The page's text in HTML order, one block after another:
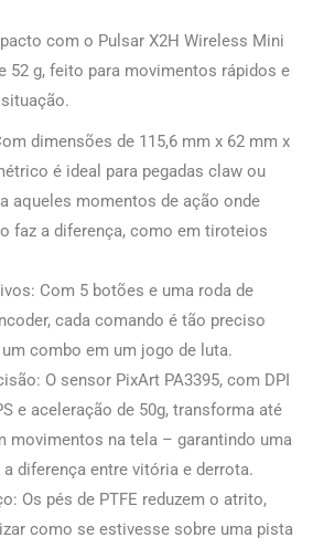
com o Pulsar X2H Wireless Mini
52 g, feito para movimentos rápidos e
dimensões de 115,6 mm x 62 mm x
é ideal para pegadas claw ou
aqueles momentos de ação onde
faz a diferença, como em tiroteios
Com 5 botões e uma roda de
cada comando é tão preciso
combo em um jogo de luta.
O sensor PixArt PA3395, com DPI
e aceleração de 50g, transforma até
movimentos na tela – garantindo uma
diferença entre vitória e derrota.
Os pés de PTFE reduzem o atrito,
como se estivesse sobre uma pista